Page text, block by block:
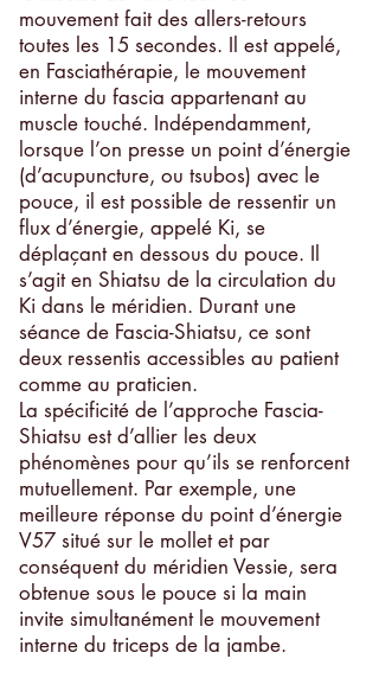
mouvement fait des allers-retours
toutes les 15 secondes. Il est appelé,
en Fasciathérapie, le mouvement
interne du fascia appartenant au
muscle touché. Indépendamment,
lorsque l’on presse un point d’énergie
(d’acupuncture, ou tsubos) avec le
pouce, il est possible de ressentir un
flux d’énergie, appelé Ki, se
déplaçant en dessous du pouce. Il
s’agit en Shiatsu de la circulation du
Ki dans le méridien. Durant une
séance de Fascia-Shiatsu, ce sont
deux ressentis accessibles au patient
comme au praticien.
La spécificité de l’approche Fascia-
Shiatsu est d’allier les deux
phénomènes pour qu’ils se renforcent
mutuellement. Par exemple, une
meilleure réponse du point d’énergie
V57 situé sur le mollet et par
conséquent du méridien Vessie, sera
obtenue sous le pouce si la main
invite simultanément le mouvement
interne du triceps de la jambe.